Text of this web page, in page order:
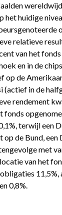
het huidige
relatieve
van het
en in de
op de
(actief in de
rendement
terwijl een
de Bund,
met
van het
11,5%,
0,8%.